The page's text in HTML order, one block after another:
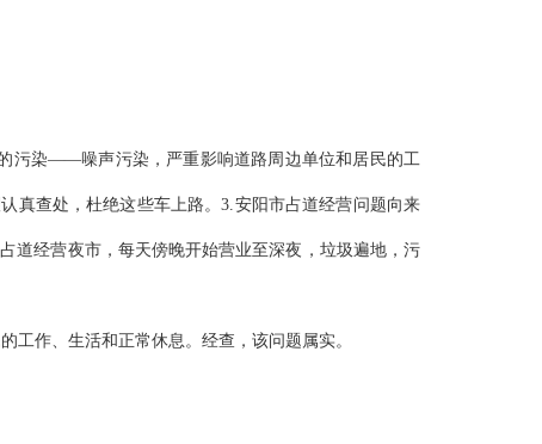
污染——噪声污染，严重影响道路周边单位和居民的工
真查处，杜绝这些车上路。3.安阳市占道经营问题向来
道经营夜市，每天傍晚开始营业至深夜，垃圾遍地，污
作、生活和正常休息。经查，该问题属实。